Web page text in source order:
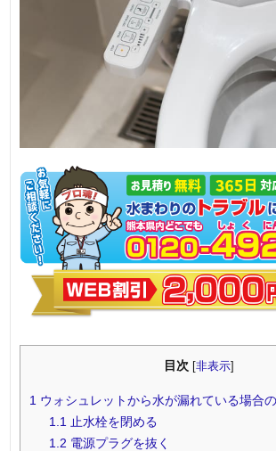
目次 [非表示]
1 ウォシュレットから水が漏れている場合
1.1
止水栓を閉める
1.2 電源プラグを抜く